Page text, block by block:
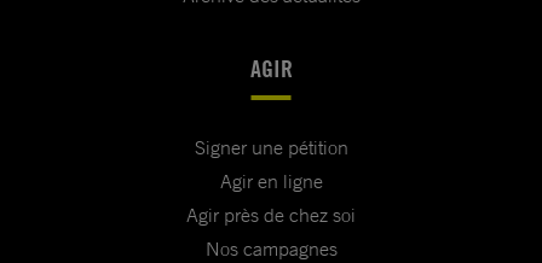
AGIR
Signer une pétition
Agir en ligne
Agir près de chez soi
Nos campagnes